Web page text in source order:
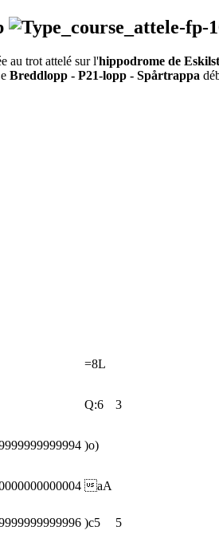
au trot attelé sur l'hippodrome de
Breddlopp - P21-lopp - Spårtrappa
=8L
Q:6 3
)o)
aA
)c5 5